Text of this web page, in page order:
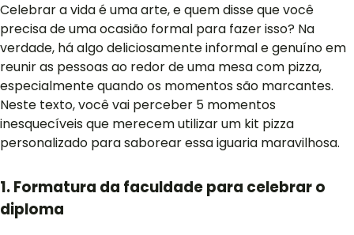
Celebrar a vida é uma arte, e quem disse que você
precisa de uma ocasião formal para fazer isso? Na
verdade, há algo deliciosamente informal e genuíno em
reunir as pessoas ao redor de uma mesa com pizza,
especialmente quando os momentos são marcantes.
Neste texto, você vai perceber 5 momentos
inesquecíveis que merecem utilizar um kit pizza
personalizado para saborear essa iguaria maravilhosa.
1. Formatura da faculdade para celebrar o
diploma